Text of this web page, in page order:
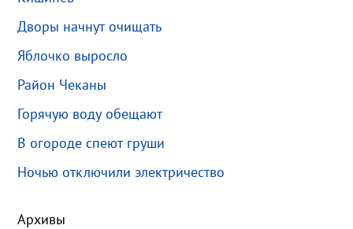
Дворы начнут очищать
Яблочко выросло
Район Чеканы
Горячую воду обещают
В огороде спеют груши
Ночью отключили электричество
Архивы